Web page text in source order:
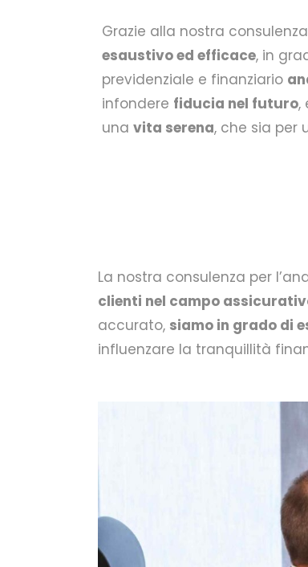
Grazie alla nostra consulenza
esaustivo ed efficace, in
previdenziale e finanziario
infondere fiducia nel futuro,
una vita serena, che sia per
La nostra consulenza per
clienti nel campo
accurato, siamo in grado di
influenzare la tranquillità